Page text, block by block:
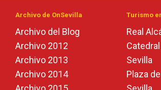
Archivo de OnSevilla
Archivo del Blog
Archivo 2012
Archivo 2013
Archivo 2014
Turismo
Real
Sevilla
Plaza